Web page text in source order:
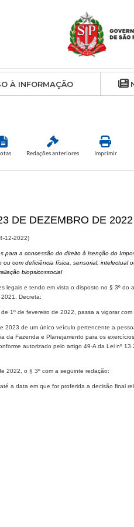
À INFORMAÇÃO
Redações anteriores Imprimir
DE DEZEMBRO DE 2022
12-2022)
para a concessão do direito à isenção do
com deficiência física, sensorial, intelectual
biopsicossocial
e tendo em vista o disposto no § 3º do
Decreta:
1º de fevereiro de 2022, passa a vigorar
2023 de um único veículo pertencente a
da Fazenda e Planejamento para os
autorizado pelo artigo 49-A da Lei nº
2022, o § 3º com a seguinte redação:
a data em que for proferida a decisão final